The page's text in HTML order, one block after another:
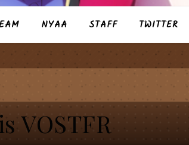
NYAA STAFF TWITTER
VOSTFR